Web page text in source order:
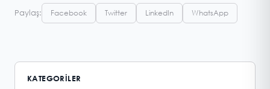
Paylaş: Facebook Twitter LinkedIn WhatsApp
KATEGORILER